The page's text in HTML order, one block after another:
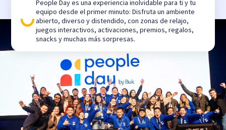
People Day es una experiencia inolvidable para ti y tu
equipo desde el primer minuto: Disfruta un ambiente
abierto, diverso y distendido, con zonas de relajo,
juegos interactivos, activaciones, premios, regalos,
snacks y muchas más sorpresas.